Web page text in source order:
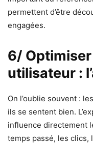
permettent d’être
engagées.
6/ Optimiser
utilisateur :
On l’oublie souvent :
ils se sentent bien.
influence directement
temps passé, les clics,